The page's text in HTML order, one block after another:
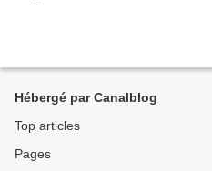
Hébergé par Canalblog
Top articles
Pages